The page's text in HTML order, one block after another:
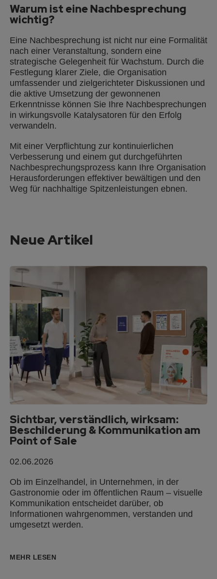
Warum ist eine Nachbesprechung
wichtig?
Eine Nachbesprechung ist nicht nur eine Formalität
nach einer Veranstaltung, sondern eine
strategische Gelegenheit für Wachstum. Durch die
Festlegung klarer Ziele, die Organisation
umfassender und zielgerichteter Diskussionen und
die aktive Umsetzung der gewonnenen
Erkenntnisse können Sie Ihre Nachbesprechungen
in wirkungsvolle Katalysatoren für den Erfolg
verwandeln.
Mit einer Verpflichtung zur kontinuierlichen
Verbesserung und einem gut durchgeführten
Nachbesprechungsprozess kann Ihre Organisation
Herausforderungen effektiver bewältigen und den
Weg für nachhaltige Spitzenleistungen ebnen.
Neue Artikel
Sichtbar, verständlich, wirksam:
Beschilderung & Kommunikation am
Point of Sale
02.06.2026
Ob im Einzelhandel, in Unternehmen, in der
Gastronomie oder im öffentlichen Raum – visuelle
Kommunikation entscheidet darüber, ob
Informationen wahrgenommen, verstanden und
umgesetzt werden.
MEHR LESEN